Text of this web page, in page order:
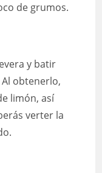
de grumos.
y batir
obtenerlo,
limón, así
verter la